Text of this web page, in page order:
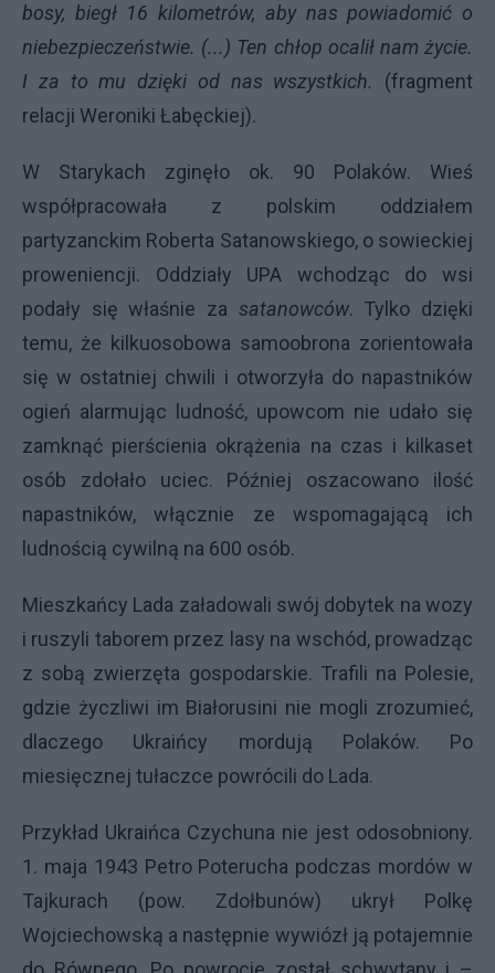
bosy, biegł 16 kilometrów, aby nas powiadomić o
niebezpieczeństwie. (...) Ten chłop ocalił nam życie.
I za to mu dzięki od nas wszystkich.
(fragment
relacji Weroniki Łabęckiej).
W Starykach zginęło ok. 90 Polaków. Wieś
współpracowała z polskim oddziałem
partyzanckim Roberta Satanowskiego, o sowieckiej
proweniencji. Oddziały UPA wchodząc do wsi
podały się właśnie za satanowców. Tylko dzięki
temu, że kilkuosobowa samoobrona zorientowała
się w ostatniej chwili i otworzyła do napastników
ogień alarmując ludność, upowcom nie udało się
zamknąć pierścienia okrążenia na czas i kilkaset
osób zdołało uciec. Później oszacowano ilość
napastników, włącznie ze wspomagającą ich
ludnością cywilną na 600 osób.
Mieszkańcy Lada załadowali swój dobytek na wozy
i ruszyli taborem przez lasy na wschód, prowadząc
z sobą zwierzęta gospodarskie. Trafili na Polesie,
gdzie życzliwi im Białorusini nie mogli zrozumieć,
dlaczego Ukraińcy mordują Polaków. Po
miesięcznej tułaczce powrócili do Lada.
Przykład Ukraińca Czychuna nie jest odosobniony.
1. maja 1943 Petro Poterucha podczas mordów w
Tajkurach (pow. Zdołbunów) ukrył Polkę
Wojciechowską a następnie wywiózł ją potajemnie